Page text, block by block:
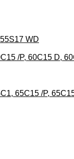
WD
/P, 60C15 D,
65C15 /P,